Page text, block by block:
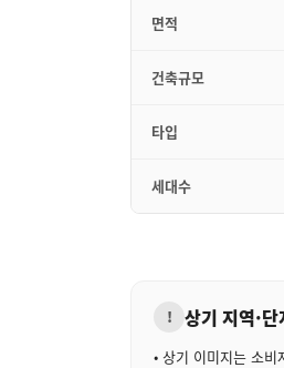
면적
건축규모
타입
세대수
! 상기 지역·
• 상기 이미지는 소